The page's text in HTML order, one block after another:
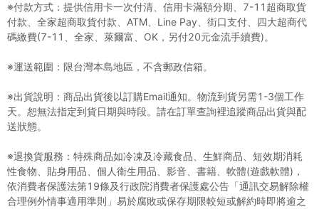
※付款方式：提供信用卡一次付清、信用卡滿額分期、7-11超商取貨
付款、全家超商取貨付款、ATM、Line Pay、街口支付、四大超商代
碼繳費(7-11、全家、萊爾富、OK，另付20元金流手續費)。
※運送範圍：限台灣本島地區，不含郵政信箱。
※出貨說明：商品出貨後以訂購Email通知。物流到貨另需1-3個工作
天。恕無法指定到貨日期與時段。請在訂單查詢裡追蹤商品出貨與配
送狀態。
※退換貨服務：特殊商品如冷凍及冷藏食品、生鮮商品、短效期消耗
性食物、貼身用品、個人衛生用品、影音、書籍、軟體(遊戲軟體)，
依消費者保護法第19條及行政院消費者保護處公告「通訊交易解除權
合理例外情事適用準則」易於腐敗或保存期限較短或解約時即將逾之